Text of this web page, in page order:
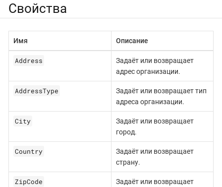
Свойства
Имя Описание
Address
Задаёт или возвращает
адрес организации.
AddressType
Задаёт или возвращает тип
адреса организации.
City
Задаёт или возвращает
город.
Country
Задаёт или возвращает
страну.
ZipCode
Задаёт или возвращает